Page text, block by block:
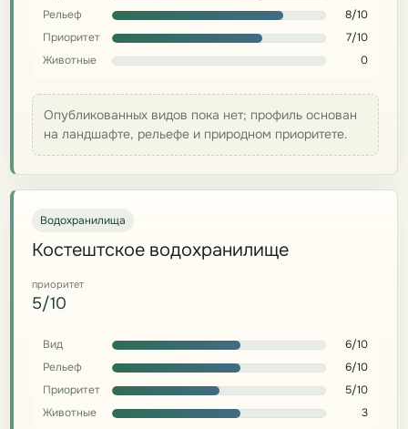
Рельеф
8/10
Приоритет
7/10
Животные
0
Опубликованных видов пока нет; профиль основан
на ландшафте, рельефе и природном приоритете.
Водохранилища
Костештское водохранилище
приоритет
5/10
Вид
6/10
Рельеф
6/10
Приоритет
5/10
Животные
3